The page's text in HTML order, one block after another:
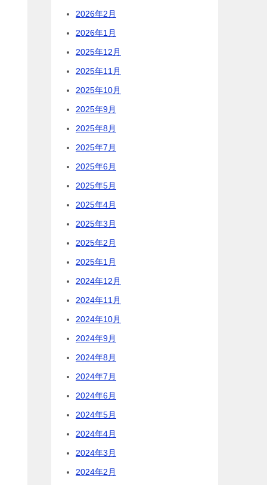
2026年2月
2026年1月
2025年12月
2025年11月
2025年10月
2025年9月
2025年8月
2025年7月
2025年6月
2025年5月
2025年4月
2025年3月
2025年2月
2025年1月
2024年12月
2024年11月
2024年10月
2024年9月
2024年8月
2024年7月
2024年6月
2024年5月
2024年4月
2024年3月
2024年2月